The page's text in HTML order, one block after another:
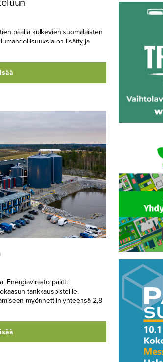
päällä kulkevien suomalaisten
on lisätty ja
Energiavirasto päätti
tankkauspisteille.
myönnettiin yhteensä 2,8